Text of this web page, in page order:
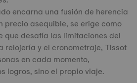
encarna una fusión de herencia
precio asequible, se erige como
que desafía las limitaciones del
relojería y el cronometraje, Tissot
en cada momento,
logros, sino el propio viaje.